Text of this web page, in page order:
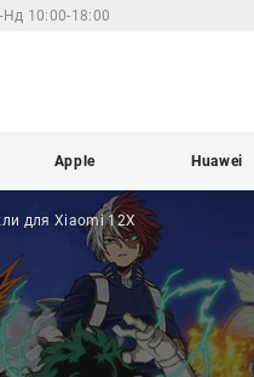
10:00-18:00
Apple Huawei
для Xiaomi12X